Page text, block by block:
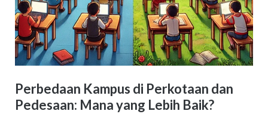
Perbedaan Kampus di Perkotaan dan
Pedesaan: Mana yang Lebih Baik?